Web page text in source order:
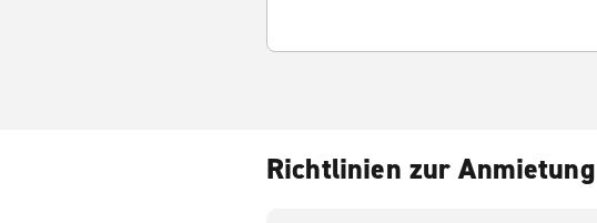
Richtlinien zur Anmietung